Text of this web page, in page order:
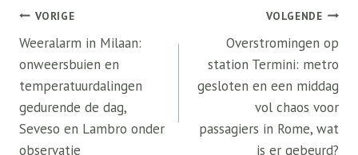
Bericht
navigatie
VORIGE
Weeralarm in Milaan:
onweersbuien en
temperatuurdalingen
gedurende de dag,
Seveso en Lambro onder
observatie
VOLGENDE
Overstromingen op
station Termini: metro
gesloten en een middag
vol chaos voor
passagiers in Rome, wat
is er gebeurd?